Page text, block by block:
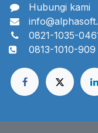
Hubungi kami
0821-1035-
0813-1010-909